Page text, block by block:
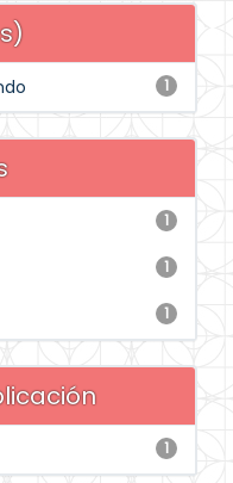
1
1
1
1
1